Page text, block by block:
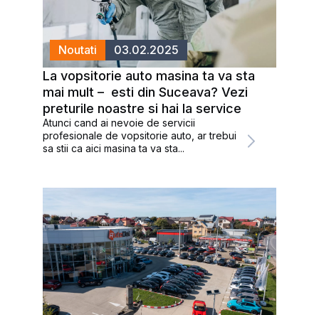
Noutati 03.02.2025
La vopsitorie auto masina ta va sta
mai mult – esti din Suceava? Vezi
preturile noastre si hai la service
Atunci cand ai nevoie de servicii
profesionale de vopsitorie auto, ar trebui
sa stii ca aici masina ta va sta...